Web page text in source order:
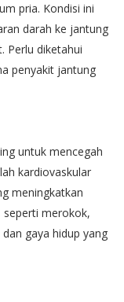
pria. Kondisi ini
darah ke jantung
Perlu diketahui
penyakit jantung
untuk mencegah
kardiovaskular
meningkatkan
seperti merokok,
gaya hidup yang